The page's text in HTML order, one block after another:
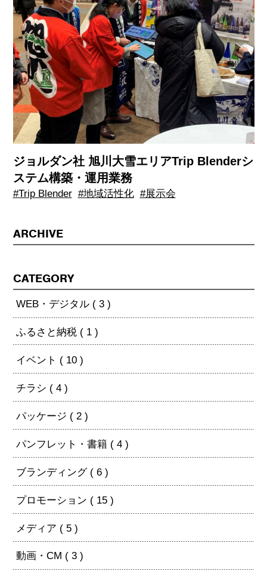
ジョルダン社 旭川大雪エリアTrip Blenderシ
ステム構築・運用業務
#Trip Blender #地域活性化 #展示会
ARCHIVE
CATEGORY
WEB・デジタル ( 3 )
ふるさと納税 ( 1 )
イベント ( 10 )
チラシ ( 4 )
パッケージ ( 2 )
パンフレット・書籍 ( 4 )
ブランディング ( 6 )
プロモーション ( 15 )
メディア ( 5 )
動画・CM ( 3 )